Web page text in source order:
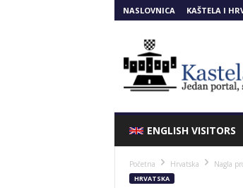
NASLOVNICA KAŠTELA I
ENGLISH VISITORS
Početna Hrvatska Nagla
HRVATSKA